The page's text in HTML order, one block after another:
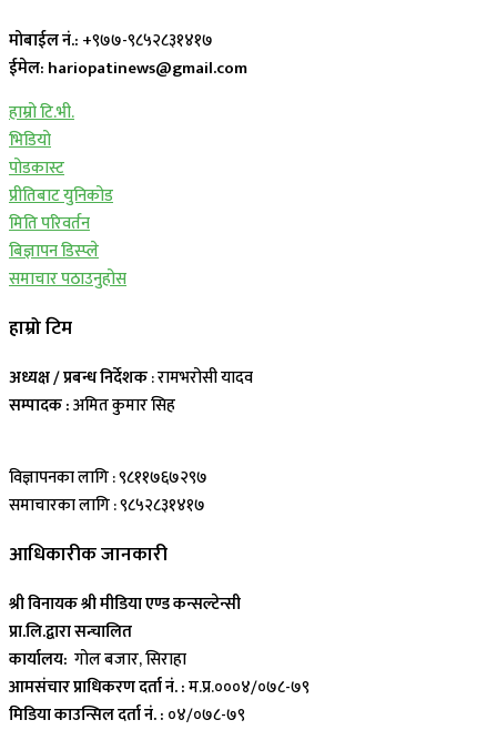
मोबाईल नं.: +९७७-९८५२८३१४१७
ईमेल: hariopatinews@gmail.com
हाम्रो टि.भी.
भिडियो
पोडकास्ट
प्रीतिबाट युनिकोड
मिति परिवर्तन
बिज्ञापन डिस्प्ले
समाचार पठाउनुहोस
हाम्रो टिम
अध्यक्ष / प्रबन्ध निर्देशक: रामभरोसी यादव
सम्पादक :अमित कुमार सिह
विज्ञापनका लागि : ९८११७६७२९७
समाचारका लागि : ९८५२८३१४१७
आधिकारीक जानकारी
श्री विनायक श्री मीडिया एण्ड कन्सल्टेन्सी
प्रा.लि.द्वारा सन्चालित
कार्यालय: गोल बजार, सिराहा
आमसंचार प्राधिकरण दर्ता नं. :म.प्र.०००४/०७८-७९
मिडिया काउन्सिल दर्ता नं. : ०४/०७८-७९